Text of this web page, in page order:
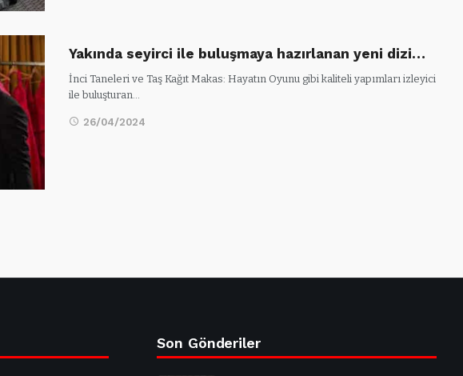
Yakında seyirci ile buluşmaya hazırlanan yeni dizi…
İnci Taneleri ve Taş Kağıt Makas: Hayatın Oyunu gibi kaliteli yapımları izleyici
ile buluşturan…
26/04/2024
Son Gönderiler